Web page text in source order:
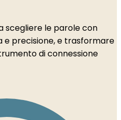
scegliere le parole con
e precisione, e trasformare
di connessione